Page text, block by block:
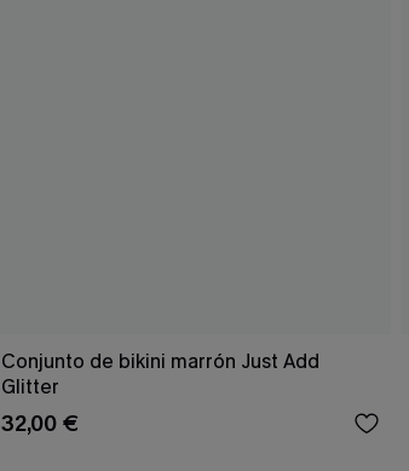
Conjunto de bikini marrón Just Add
Glitter
32,00 €